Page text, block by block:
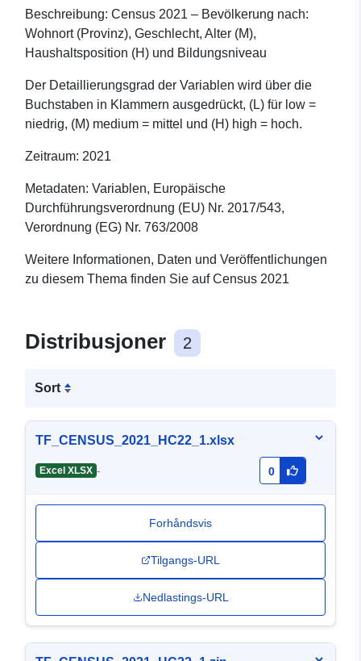
Beschreibung: Census 2021 – Bevölkerung nach:
Wohnort (Provinz), Geschlecht, Alter (M),
Haushaltsposition (H) und Bildungsniveau
Der Detaillierungsgrad der Variablen wird über die
Buchstaben in Klammern ausgedrückt, (L) für low =
niedrig, (M) medium = mittel und (H) high = hoch.
Zeitraum: 2021
Metadaten: Variablen, Europäische
Durchführungsverordnung (EU) Nr. 2017/543,
Verordnung (EG) Nr. 763/2008
Weitere Informationen, Daten und Veröffentlichungen
zu diesem Thema finden Sie auf Census 2021
Distribusjoner 2
Sort
TF_CENSUS_2021_HC22_1.xlsx
Excel XLSX - 0
Forhåndsvis
Tilgangs-URL
Nedlastings-URL